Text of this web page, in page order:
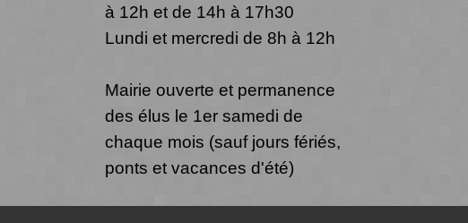
à 12h et de 14h à 17h30
Lundi et mercredi de 8h à 12h
Mairie ouverte et permanence
des élus le 1er samedi de
chaque mois (sauf jours fériés,
ponts et vacances d'été)